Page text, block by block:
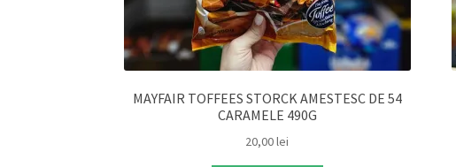
MAYFAIR TOFFEES STORCK AMESTESC DE 54
CARAMELE 490G
20,00lei